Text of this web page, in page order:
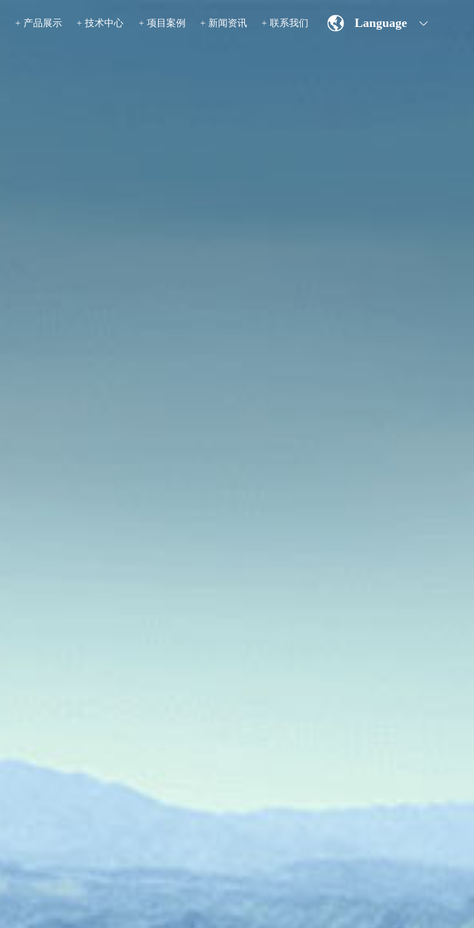
Language
+ 产品展示 + 技术中心 + 项目案例 + 新闻资讯 + 联系我们